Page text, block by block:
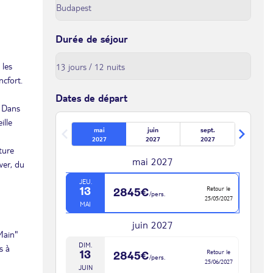
du
à
Durée de séjour
Dates de départ
mai
2027
juin
2027
sept.
2027
mai 2027
JEU.
13
MAI
2845€/pers.
Retour le
25/05/2027
juin 2027
DIM.
13
JUIN
2845€/pers.
Retour le
25/06/2027